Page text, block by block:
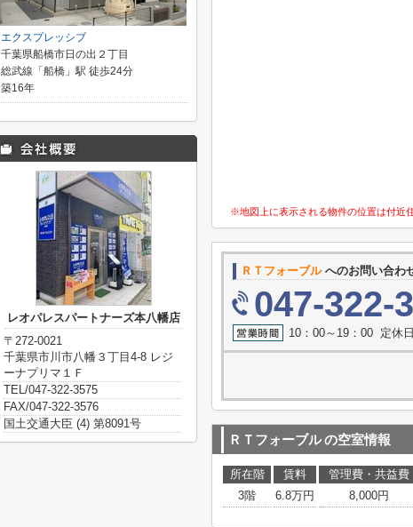
※地図上に表示される物件の位置は付近
ＲＴフォーブルへのお問い合わ
047-322-
10：00～19：00 定
ＲＴフォーブルの空室情報
所在階 賃料 管理費・共益費
3階
6.8万円 8,000円
エクスプレッシブ
千葉県船橋市日の出２丁目
総武線「船橋」駅 徒歩24分
築16年
レオパレスパートナーズ本八幡店
〒272-0021
千葉県市川市八幡３丁目4-8 レジ
ーナプリマ１Ｆ
TEL/047-322-3575
FAX/047-322-3576
国土交通大臣 (4) 第8091号